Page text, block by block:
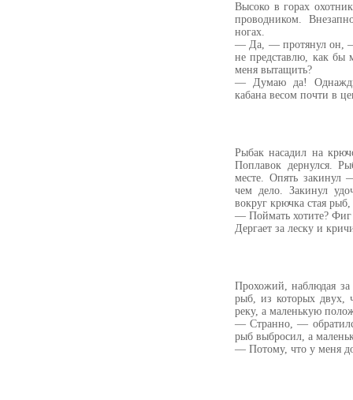
Высоко в горах
проводником.
ногах.
— Да, — протянул он, —
не представлю, как бы
меня вытащить?
— Думаю да! Однажды
кабана весом почти в
Рыбак насадил на
Поплавок дернулся.
месте. Опять закинул
чем дело. Закинул
вокруг крючка стая
— Поймать хотите?
Дергает за леску и
Прохожий, наблюдая
рыб, из которых двух,
реку, а маленькую
— Странно, —
рыб выбросил, а
— Потому, что у меня